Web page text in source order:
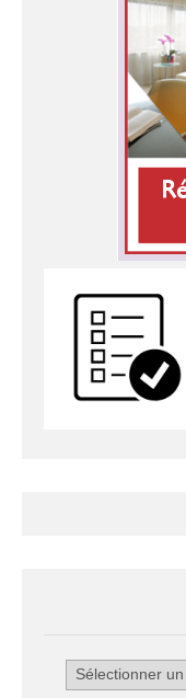
Archives